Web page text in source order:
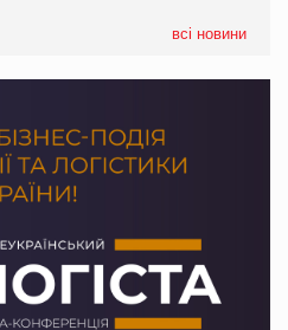
всі новини